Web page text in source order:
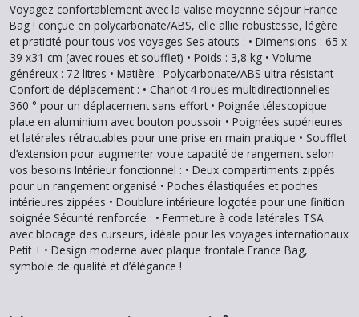
Voyagez confortablement avec la valise moyenne séjour France
Bag ! conçue en polycarbonate/ABS, elle allie robustesse, légère
et praticité pour tous vos voyages Ses atouts : • Dimensions : 65 x
39 x31 cm (avec roues et soufflet) • Poids : 3,8 kg • Volume
généreux : 72 litres • Matière : Polycarbonate/ABS ultra résistant
Confort de déplacement : • Chariot 4 roues multidirectionnelles
360 ° pour un déplacement sans effort • Poignée télescopique
plate en aluminium avec bouton poussoir • Poignées supérieures
et latérales rétractables pour une prise en main pratique • Soufflet
d’extension pour augmenter votre capacité de rangement selon
vos besoins Intérieur fonctionnel : • Deux compartiments zippés
pour un rangement organisé • Poches élastiquées et poches
intérieures zippées • Doublure intérieure logotée pour une finition
soignée Sécurité renforcée : • Fermeture à code latérales TSA
avec blocage des curseurs, idéale pour les voyages internationaux
Petit + • Design moderne avec plaque frontale France Bag,
symbole de qualité et d’élégance !